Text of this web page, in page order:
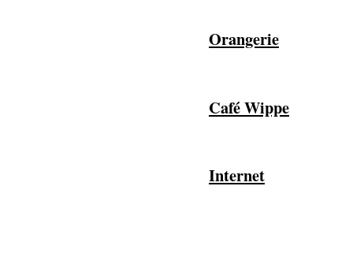
Orangerie
Café Wippe
Internet